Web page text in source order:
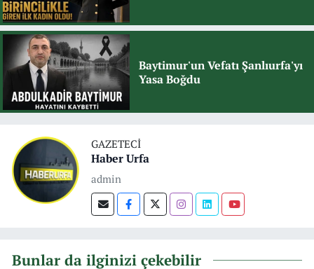
Baytimur'un Vefatı Şanlıurfa'yı
Yasa Boğdu
GAZETECI
Haber Urfa
admin
Bunlar da ilginizi çekebilir